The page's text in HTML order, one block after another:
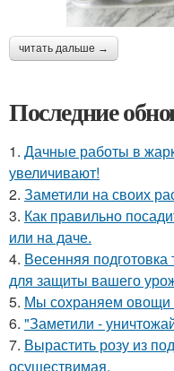
читать дальше →
Последние
1. Дачные работы в
увеличивают!
2. Заметили на своих
3. Как правильно
или на даче.
4. Весенняя
для защиты вашего
5. Мы сохраняем овощи
6. "Заметили -
7. Вырастить розу из
осуществимая.